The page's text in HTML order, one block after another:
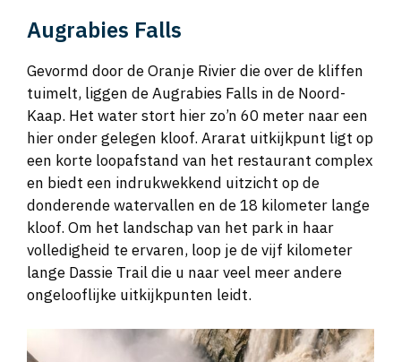
Augrabies Falls
Gevormd door de Oranje Rivier die over de kliffen
tuimelt, liggen de Augrabies Falls in de Noord-
Kaap. Het water stort hier zo’n 60 meter naar een
hier onder gelegen kloof. Ararat uitkijkpunt ligt op
een korte loopafstand van het restaurant complex
en biedt een indrukwekkend uitzicht op de
donderende watervallen en de 18 kilometer lange
kloof. Om het landschap van het park in haar
volledigheid te ervaren, loop je de vijf kilometer
lange Dassie Trail die u naar veel meer andere
ongelooflijke uitkijkpunten leidt.